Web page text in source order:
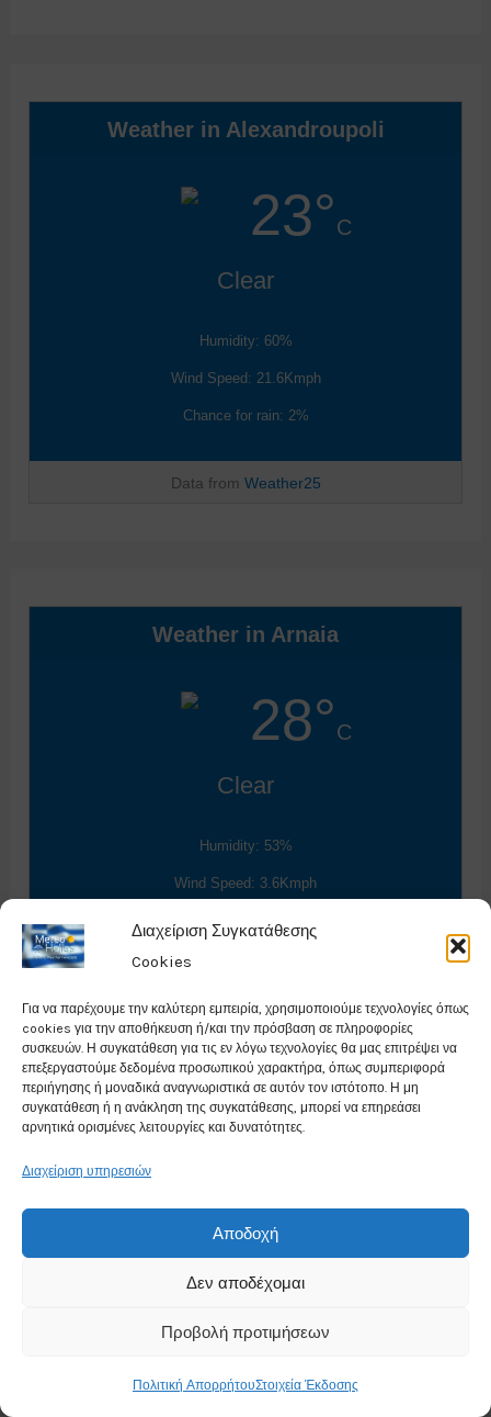
Διαχείριση Συγκατάθεσης
Cookies
Για να παρέχουμε την καλύτερη εμπειρία, χρησιμοποιούμε τεχνολογίες όπως
cookies για την αποθήκευση ή/και την πρόσβαση σε πληροφορίες
συσκευών. Η συγκατάθεση για τις εν λόγω τεχνολογίες θα μας επιτρέψει να
επεξεργαστούμε δεδομένα προσωπικού χαρακτήρα, όπως συμπεριφορά
περιήγησης ή μοναδικά αναγνωριστικά σε αυτόν τον ιστότοπο. Η μη
συγκατάθεση ή η ανάκληση της συγκατάθεσης, μπορεί να επηρεάσει
αρνητικά ορισμένες λειτουργίες και δυνατότητες.
Διαχείριση υπηρεσιών
Αποδοχή
Δεν αποδέχομαι
Προβολή προτιμήσεων
Πολιτική ΑπορρήτουΣτοιχεία Έκδοσης
Weather in Alexandroupoli
23°C
Clear
Humidity: 60%
Wind Speed: 21.6Kmph
Chance for rain: 2%
Data from Weather25
Weather in Arnaia
28°C
Clear
Humidity: 53%
Wind Speed: 3.6Kmph
Chance for rain: 3%
Weather in Ioannina
22°
Clear
Wind Speed: 5Kmph